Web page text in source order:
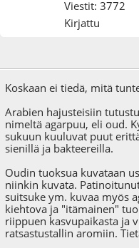
Viestit: 3772
Kirjattu
Koskaan ei tiedä, mitä
Arabien hajusteisiin
nimeltä agarpuu, eli oud.
sukuun kuuluvat puut
sienillä ja bakteereilla.
Oudin tuoksua kuvataan
niinkin kuvata.
suitsuke ym. kuvaa myös
kiehtova ja "itämainen"
riippuen kasvupaikasta ja
ratsastustallin aromiin.